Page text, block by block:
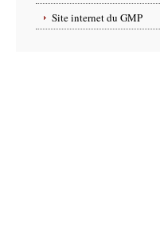
Site internet du GMP